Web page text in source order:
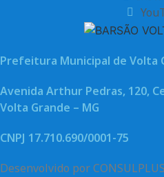
Prefeitura Municipal de Volta
Avenida Arthur Pedras, 120,
Volta Grande – MG
CNPJ 17.710.690/0001-75
Desenvolvido por CONSULPLUS